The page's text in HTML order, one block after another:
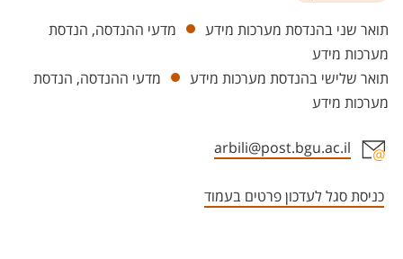
יחידות
תואר שני בהנדסת מערכות מידע
מדעי ההנדסה, הנדסת
מערכות מידע
תואר שלישי בהנדסת מערכות מידע
מדעי ההנדסה, הנדסת
מערכות מידע
arbili@post.bgu.ac.il
כניסת סגל לעדכון פרטים בעמוד